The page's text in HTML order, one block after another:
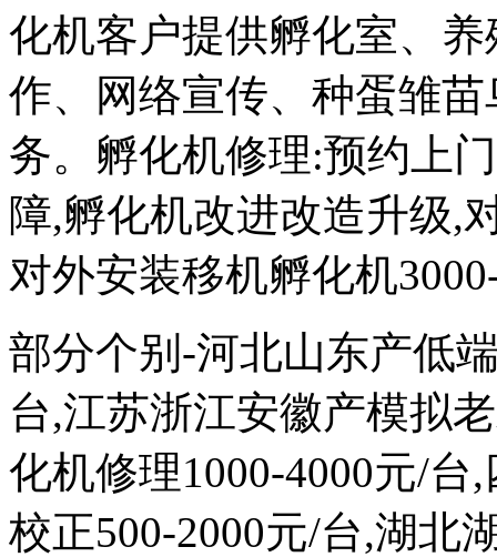
化机客户提供孵化室、
作、网络宣传、种蛋雏
务。孵化机修理:预约上
障,孵化机改进改造升级,
对外安装移机孵化机
部分个别-河北山东产低
台,江苏浙江安徽产模拟
化机修理1000-4000元/
校正500-2000元/台,湖北